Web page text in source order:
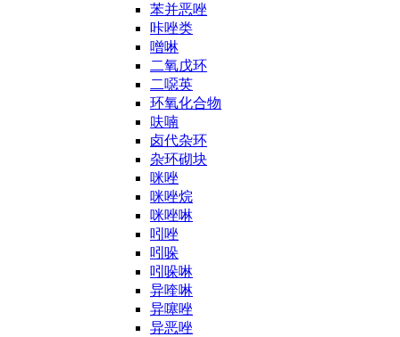
苯并恶唑
咔唑类
噌啉
二氧戊环
二噁英
环氧化合物
呋喃
卤代杂环
杂环砌块
咪唑
咪唑烷
咪唑啉
吲唑
吲哚
吲哚啉
异喹啉
异噻唑
异恶唑